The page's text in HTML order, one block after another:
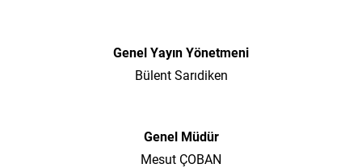
Genel Yayın Yönetmeni
Bülent Sarıdiken
Genel Müdür
Mesut ÇOBAN